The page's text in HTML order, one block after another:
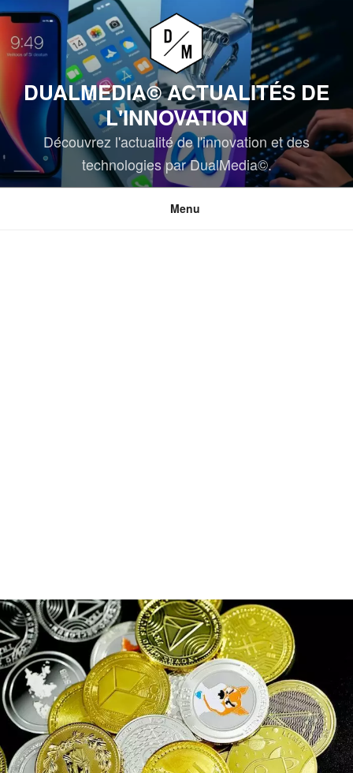
Aller
au
contenu
DUALMEDIA© ACTUALITÉS DE
L'INNOVATION
Découvrez l'actualité de l'innovation et des
technologies par DualMedia©.
Menu